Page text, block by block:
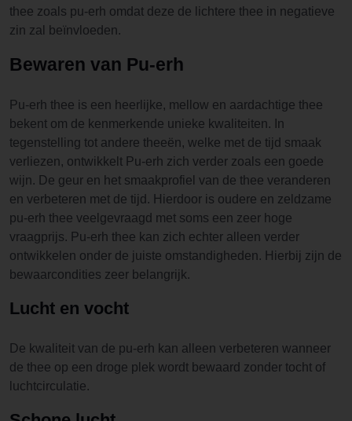
thee zoals pu-erh omdat deze de lichtere thee in negatieve
zin zal beïnvloeden.
Bewaren van Pu-erh
Pu-erh thee is een heerlijke, mellow en aardachtige thee
bekent om de kenmerkende unieke kwaliteiten. In
tegenstelling tot andere theeën, welke met de tijd smaak
verliezen, ontwikkelt Pu-erh zich verder zoals een goede
wijn. De geur en het smaakprofiel van de thee veranderen
en verbeteren met de tijd. Hierdoor is oudere en zeldzame
pu-erh thee veelgevraagd met soms een zeer hoge
vraagprijs. Pu-erh thee kan zich echter alleen verder
ontwikkelen onder de juiste omstandigheden. Hierbij zijn de
bewaarcondities zeer belangrijk.
Lucht en vocht
De kwaliteit van de pu-erh kan alleen verbeteren wanneer
de thee op een droge plek wordt bewaard zonder tocht of
luchtcirculatie.